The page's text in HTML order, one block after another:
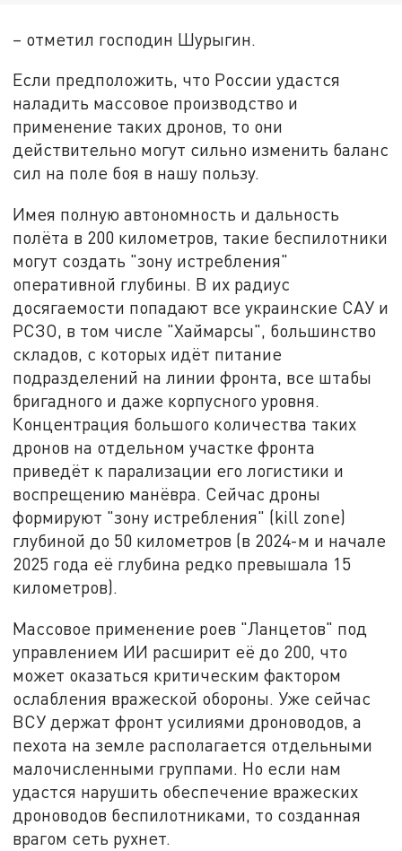
– отметил господин Шурыгин.
Если предположить, что России удастся
наладить массовое производство и
применение таких дронов, то они
действительно могут сильно изменить баланс
сил на поле боя в нашу пользу.
Имея полную автономность и дальность
полёта в 200 километров, такие беспилотники
могут создать "зону истребления"
оперативной глубины. В их радиус
досягаемости попадают все украинские САУ и
РСЗО, в том числе "Хаймарсы", большинство
складов, с которых идёт питание
подразделений на линии фронта, все штабы
бригадного и даже корпусного уровня.
Концентрация большого количества таких
дронов на отдельном участке фронта
приведёт к парализации его логистики и
воспрещению манёвра. Сейчас дроны
формируют "зону истребления" (kill zone)
глубиной до 50 километров (в 2024-м и начале
2025 года её глубина редко превышала 15
километров).
Массовое применение роев "Ланцетов" под
управлением ИИ расширит её до 200, что
может оказаться критическим фактором
ослабления вражеской обороны. Уже сейчас
ВСУ держат фронт усилиями дроноводов, а
пехота на земле располагается отдельными
малочисленными группами. Но если нам
удастся нарушить обеспечение вражеских
дроноводов беспилотниками, то созданная
врагом сеть рухнет.